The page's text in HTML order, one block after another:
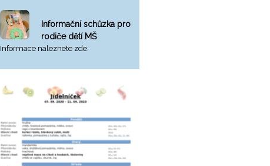
Informační schůzka pro
rodiče dětí MŠ
Informace naleznete zde.